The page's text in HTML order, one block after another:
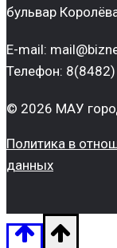
бульвар
E-mail:
Телефон:
© 2026 МАУ
Политика в
данных